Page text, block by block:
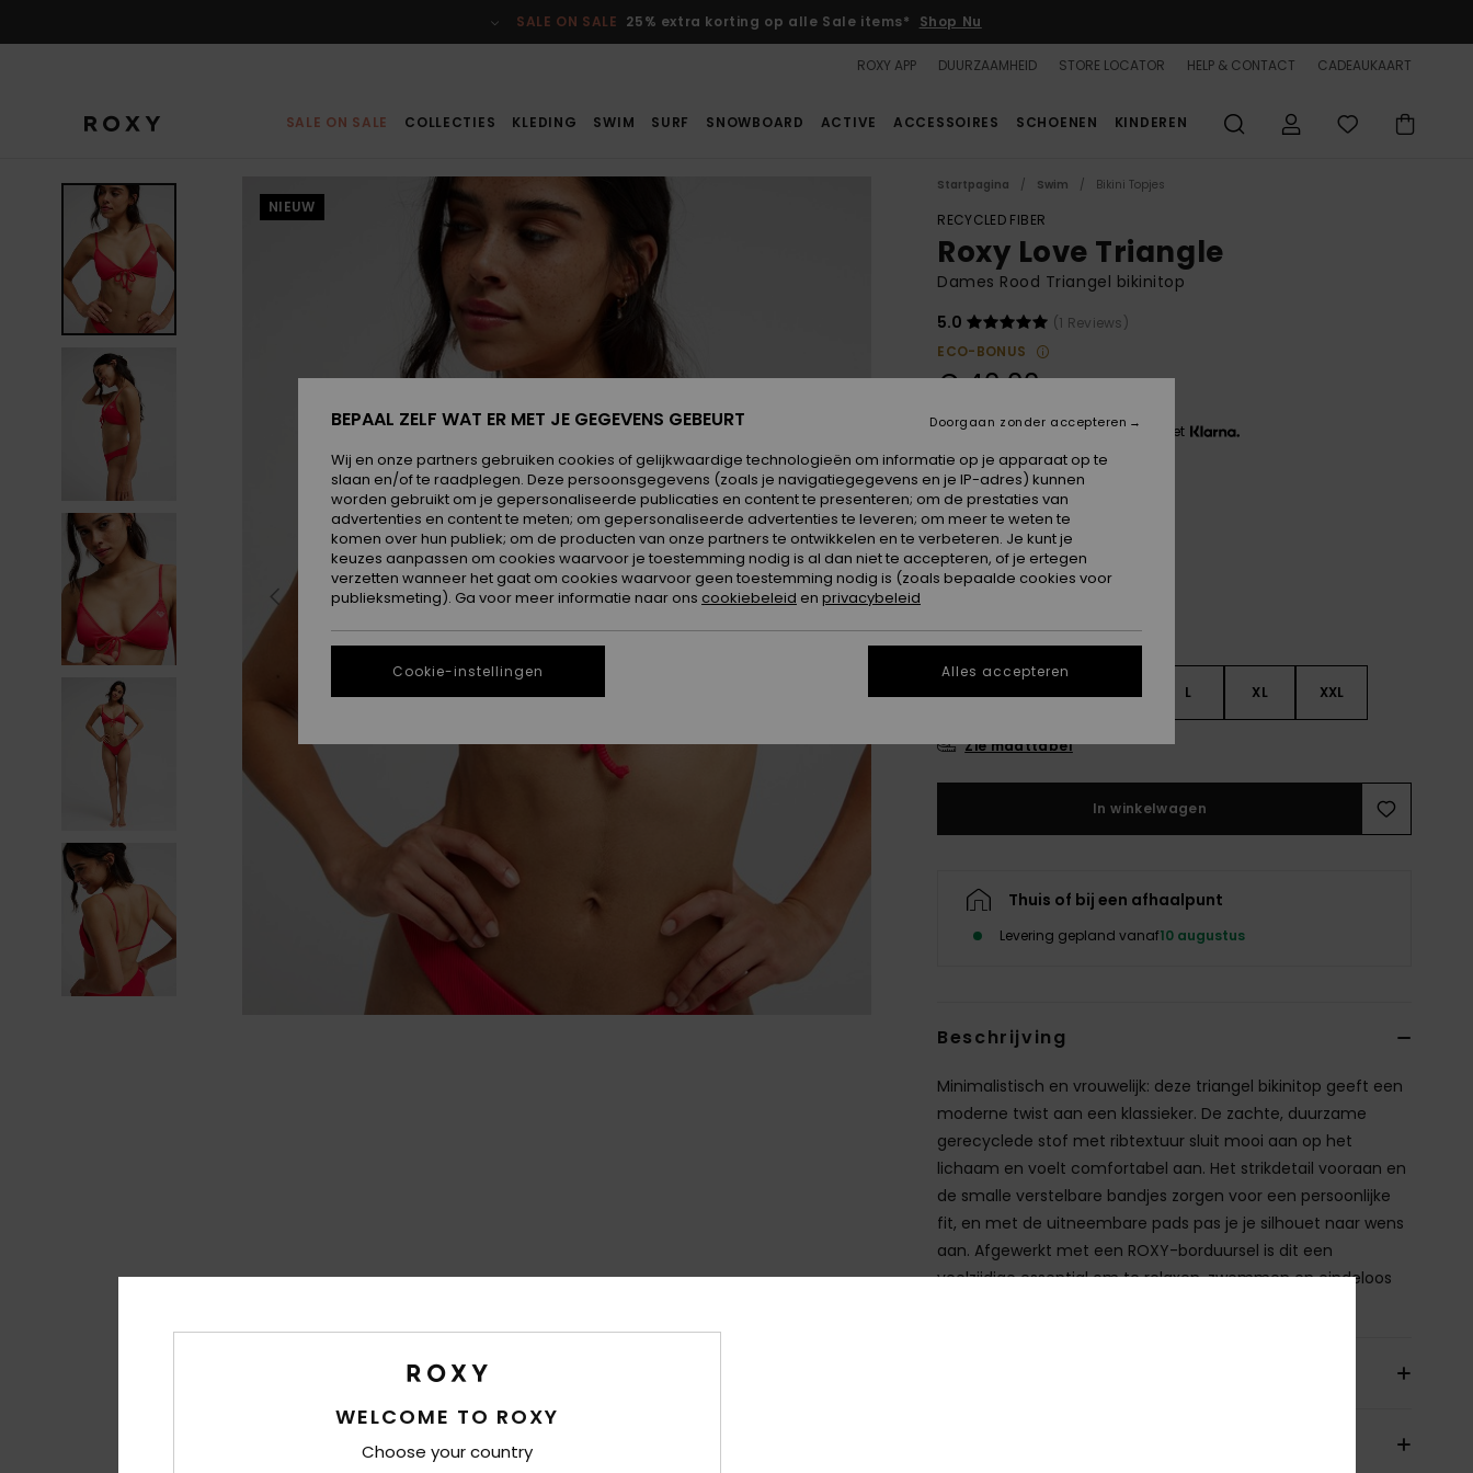
SALE ON SALE 25% extra korting op alle Sale items* Shop Nu
ROXY APP DUURZAAMHEID STORE LOCATOR HELP & CONTACT CADEAUKAART
SALE ON SALE COLLECTIES KLEDING SWIM SURF SNOWBOARD ACTIVE ACCESSOIRES SCHOENEN KINDEREN
NIEUW
Startpagina Swim Bikini Topjes
RECYCLED FIBER
Roxy Love Triangle
Dames Rood Triangel bikinitop
5.0
(1 Reviews)
ECO-BONUS
€ 40,00
Betaal 3 x € 13,33, zonder rente met
KleurHibiscus
L XL XXL
Zie maattabel
In winkelwagen
Thuis of bij een afhaalpunt
Levering gepland vanaf10 augustus
Beschrijving
Minimalistisch en vrouwelijk: deze triangel bikinitop geeft een
moderne twist aan een klassieker. De zachte, duurzame
gerecyclede stof met ribtextuur sluit mooi aan op het
lichaam en voelt comfortabel aan. Het strikdetail vooraan en
de smalle verstelbare bandjes zorgen voor een persoonlijke
fit, en met de uitneembare pads pas je je silhouet naar wens
aan. Afgewerkt met een ROXY-borduursel is dit een
veelzijdige essential om te relaxen, zwemmen en eindeloos
WELCOME TO ROXY
Choose your country
BEPAAL ZELF WAT ER MET JE GEGEVENS GEBEURT
Wij en onze partners gebruiken cookies of gelijkwaardige technologieën om informatie op je apparaat op te
slaan en/of te raadplegen. Deze persoonsgegevens (zoals je navigatiegegevens en je IP-adres) kunnen
worden gebruikt om je gepersonaliseerde publicaties en content te presenteren; om de prestaties van
advertenties en content te meten; om gepersonaliseerde advertenties te leveren; om meer te weten te
komen over hun publiek; om de producten van onze partners te ontwikkelen en te verbeteren. Je kunt je
keuzes aanpassen om cookies waarvoor je toestemming nodig is al dan niet te accepteren, of je ertegen
verzetten wanneer het gaat om cookies waarvoor geen toestemming nodig is (zoals bepaalde cookies voor
publieksmeting). Ga voor meer informatie naar ons cookiebeleid en privacybeleid
Cookie-instellingen
Doorgaan zonder accepteren
Alles accepteren